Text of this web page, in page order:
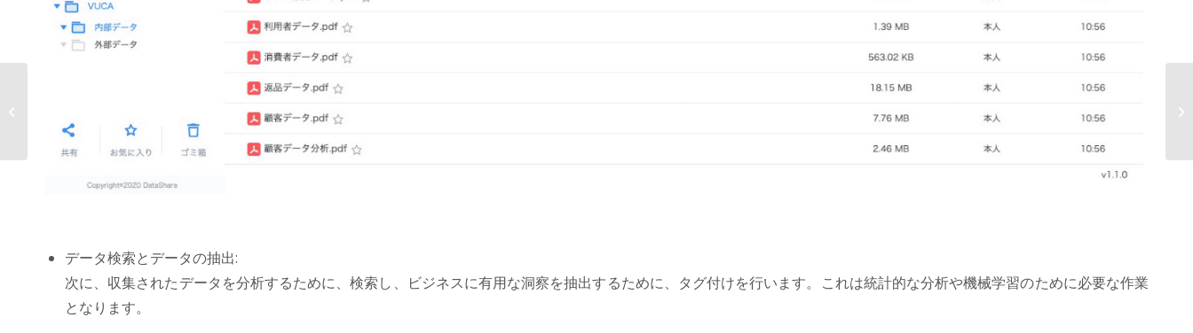
データ検索とデータの抽出:
次に、収集されたデータを分析するために、検索し、ビジネスに有用な洞察を抽出するために、タグ付けを行います。これは統計的な分析や機械学習のために必要な作業
となります。
データプラットフォームAOS...